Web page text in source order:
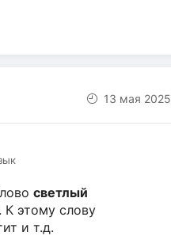
13 мая 2025
светлый
этому слову
и т.д.